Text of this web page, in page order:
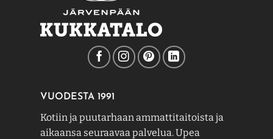
VUODESTA 1991
Kotiin ja puutarhaan ammattitaitoista ja
aikaansa seuraavaa palvelua. Upea